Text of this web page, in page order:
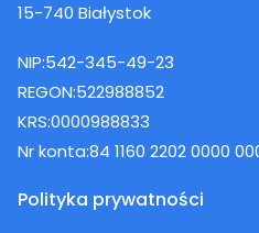
15-740 Białystok
NIP:542-345-49-23
REGON:522988852
KRS:0000988833
Nr konta:84 1160 2202 0000
Polityka prywatności